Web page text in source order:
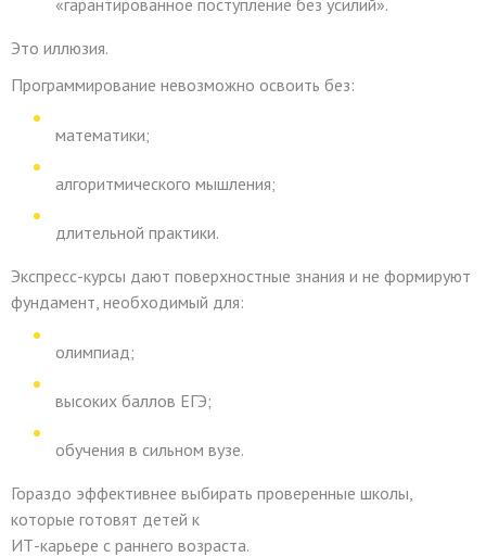
«гарантированное поступление без усилий».
Это иллюзия.
Программирование невозможно освоить без:
математики;
алгоритмического мышления;
длительной практики.
Экспресс-курсы дают поверхностные знания и не формируют
фундамент, необходимый для:
олимпиад;
высоких баллов ЕГЭ;
обучения в сильном вузе.
Гораздо эффективнее выбирать проверенные школы,
которые готовят детей к
ИТ-карьере с раннего возраста.